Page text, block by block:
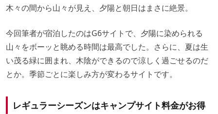
木々の間から山々が見え、夕陽と朝日はまさに絶景。
今回筆者が宿泊したのはG6サイトで、夕陽に染められる
山々をボーッと眺める時間は最高でした。さらに、夏は生
い茂る緑に囲まれ、木陰ができるので涼しく過ごせるのだ
とか。季節ごとに楽しみ方が変わるサイトです。
レギュラーシーズンはキャンプサイト料金がお得